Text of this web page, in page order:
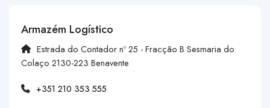
Armazém Logístico
Estrada do Contador nº 25 - Fracção B Sesmaria do
Colaço 2130-223 Benavente
+351 210 353 555